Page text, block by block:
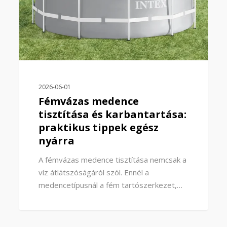
2026-06-01
Fémvázas medence
tisztítása és karbantartása:
praktikus tippek egész
nyárra
A fémvázas medence tisztítása nemcsak a
víz átlátszóságáról szól. Ennél a
medencetípusnál a fém tartószerkezet,…